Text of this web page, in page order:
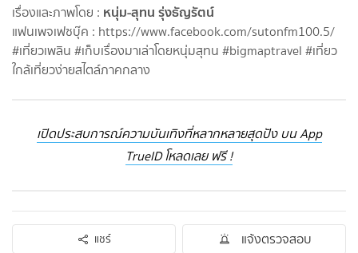
เรื่องและภาพโดย : หนุ่ม-สุทน รุ่งธัญรัตน์
แฟนเพจเฟซบุ๊ค : https://www.facebook.com/sutonfm100.5/
#เที่ยวเพลิน #เก็บเรื่องมาเล่าโดยหนุ่มสุทน #bigmaptravel #เที่ยว
ใกล้เที่ยวง่ายสไตล์ภาคกลาง
เปิดประสบการณ์ความบันเทิงที่หลากหลายสุดปัง บน App
TrueID โหลดเลย ฟรี !
แชร์ แจ้งตรวจสอบ